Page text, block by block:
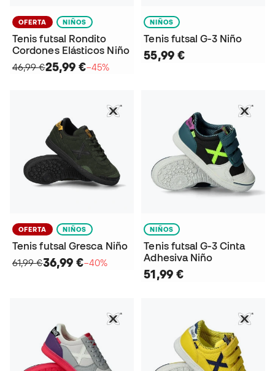
OFERTA NIÑOS
Tenis futsal Rondito
Cordones Elásticos Niño
46,99 €25,99 €−45%
NIÑOS
Tenis futsal G-3 Niño
55,99 €
OFERTA NIÑOS
Tenis futsal Gresca Niño
61,99 €36,99 €−40%
NIÑOS
Tenis futsal G-3 Cinta
Adhesiva Niño
51,99 €